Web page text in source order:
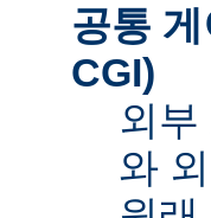
공통
CGI)
외
와